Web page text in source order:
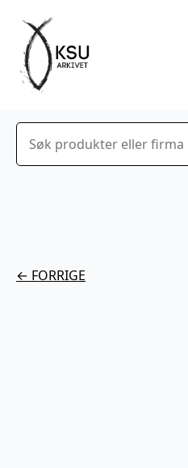
Søk
← FORRIGE